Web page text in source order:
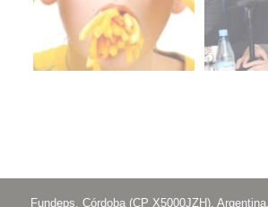
Fundeps. Córdoba (CP X5000JZH), Argentina.